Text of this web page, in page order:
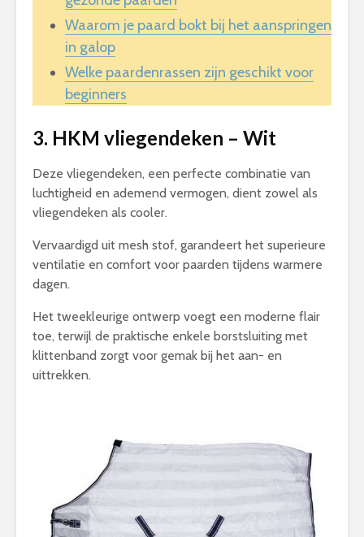
Waarom je paard bokt bij het aanspringen
in galop
Welke paardenrassen zijn geschikt voor
beginners
3. HKM vliegendeken – Wit
Deze vliegendeken, een perfecte combinatie van
luchtigheid en ademend vermogen, dient zowel als
vliegendeken als cooler.
Vervaardigd uit mesh stof, garandeert het superieure
ventilatie en comfort voor paarden tijdens warmere
dagen.
Het tweekleurige ontwerp voegt een moderne flair
toe, terwijl de praktische enkele borstsluiting met
klittenband zorgt voor gemak bij het aan- en
uittrekken.